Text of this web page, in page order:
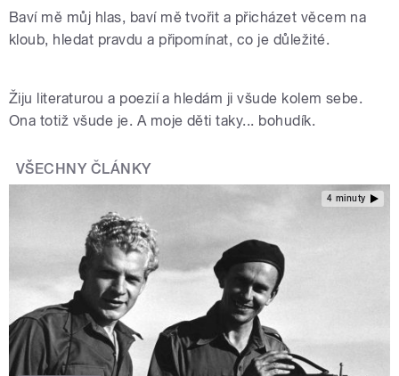
Baví mě můj hlas, baví mě tvořit a přicházet věcem na
kloub, hledat pravdu a připomínat, co je důležité.
Žiju literaturou a poezií a hledám ji všude kolem sebe.
Ona totiž všude je. A moje děti taky... bohudík.
VŠECHNY ČLÁNKY
4 minuty